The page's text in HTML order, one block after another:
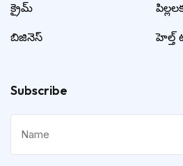
క్రైమ్
బిజినెస్ హెల్త్
Subscribe